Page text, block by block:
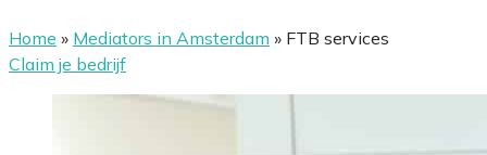
Home » Mediators in Amsterdam » FTB services
Claim je bedrijf